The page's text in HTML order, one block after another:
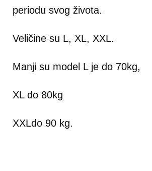
periodu svog života.
Veličine su L, XL, XXL.
Manji su model L je do 70kg,
XL do 80kg
XXLdo 90 kg.